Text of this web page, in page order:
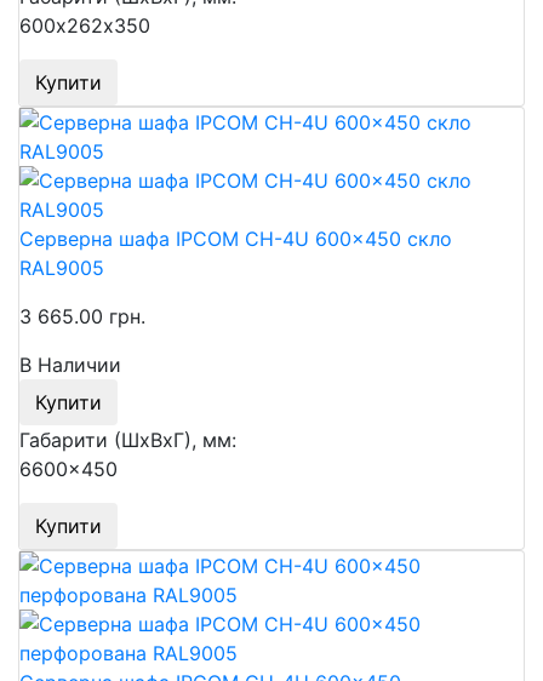
600х262х350
Купити
Серверна шафа IPCOM CH-4U 600x450 скло
RAL9005
3 665.00 грн.
В Наличии
Купити
Габарити (ШхВхГ), мм:
6600x450
Купити